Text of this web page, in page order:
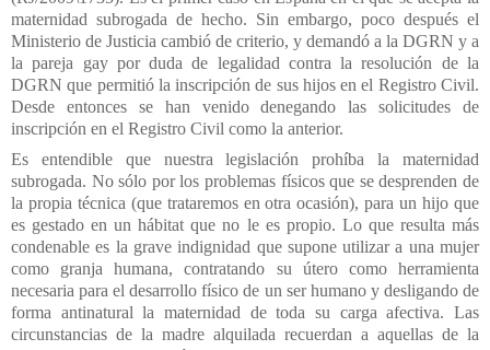
maternidad subrogada de hecho. Sin embargo, poco después el
Ministerio de Justicia cambió de criterio, y demandó a la DGRN y a
la pareja gay por duda de legalidad contra la resolución de la
DGRN que permitió la inscripción de sus hijos en el Registro Civil.
Desde entonces se han venido denegando las solicitudes de
inscripción en el Registro Civil como la anterior.
Es entendible que nuestra legislación prohíba la maternidad
subrogada. No sólo por los problemas físicos que se desprenden de
la propia técnica (que trataremos en otra ocasión), para un hijo que
es gestado en un hábitat que no le es propio. Lo que resulta más
condenable es la grave indignidad que supone utilizar a una mujer
como granja humana, contratando su útero como herramienta
necesaria para el desarrollo físico de un ser humano y desligando de
forma antinatural la maternidad de toda su carga afectiva. Las
circunstancias de la madre alquilada recuerdan a aquellas de la